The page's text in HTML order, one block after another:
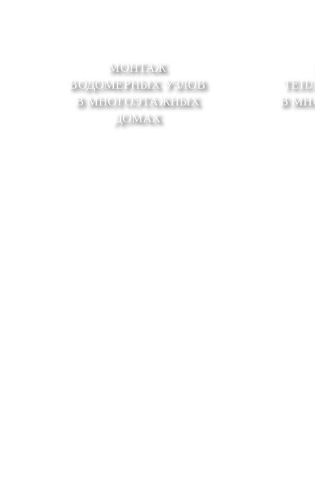
МОНТАЖ
ВОДОМЕРНЫХ УЗЛОВ
В МНОГОЭТАЖНЫХ
ДОМАХ
В